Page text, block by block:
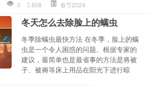
0 808 春节2024
冬天怎么去除脸上的螨虫
冬季除螨虫最快方法 在冬季，脸上的螨
虫是一个令人困惑的问题。根据专家的
建议，最简单也是最省事的方法是将被
子、被褥等床上用品在阳光下进行晾